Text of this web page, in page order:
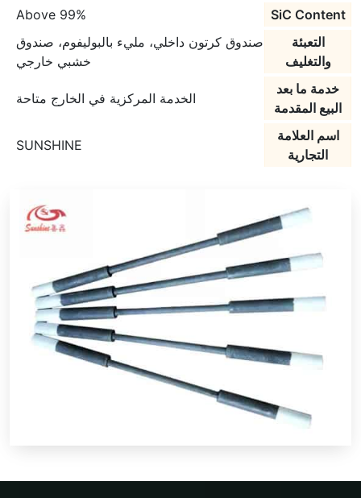
SiC Content
Above 99%
التعبئة
والتغليف
صندوق كرتون داخلي، مليء بالبوليفوم، صندوق
خشبي خارجي
خدمة ما بعد
البيع المقدمة
الخدمة المركزية في الخارج متاحة
اسم العلامة
التجارية
SUNSHINE